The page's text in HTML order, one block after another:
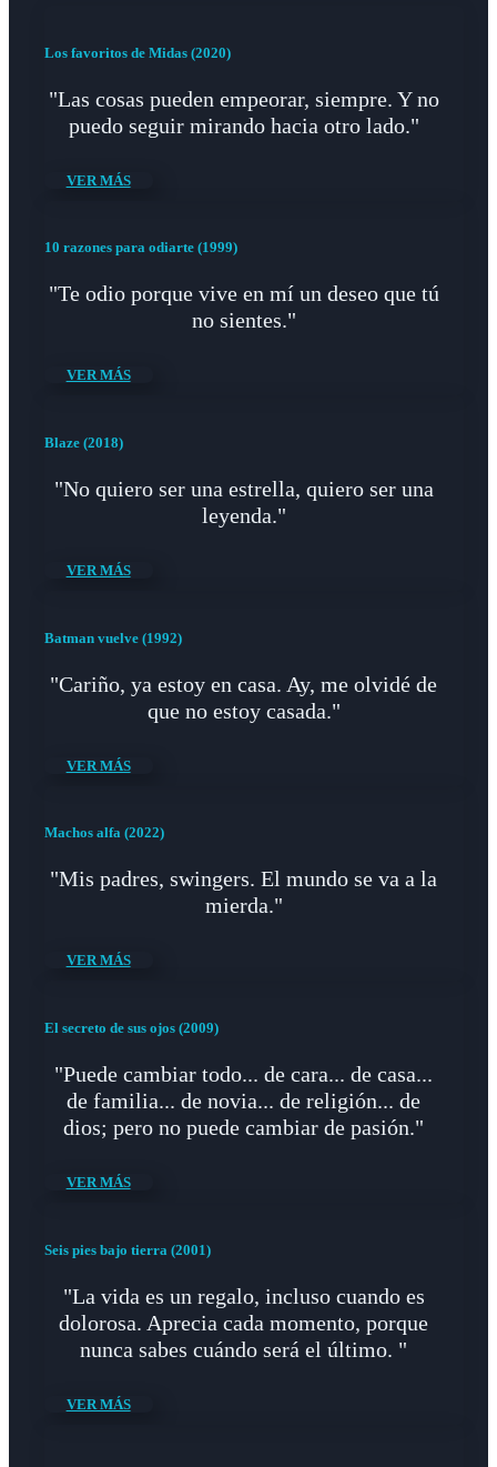
Los favoritos de Midas (2020)
"Las cosas pueden empeorar, siempre. Y no
puedo seguir mirando hacia otro lado."
VER MÁS
10 razones para odiarte (1999)
"Te odio porque vive en mí un deseo que tú
no sientes."
VER MÁS
Blaze (2018)
"No quiero ser una estrella, quiero ser una
leyenda."
VER MÁS
Batman vuelve (1992)
"Cariño, ya estoy en casa. Ay, me olvidé de
que no estoy casada."
VER MÁS
Machos alfa (2022)
"Mis padres, swingers. El mundo se va a la
mierda."
VER MÁS
El secreto de sus ojos (2009)
"Puede cambiar todo... de cara... de casa...
de familia... de novia... de religión... de
dios; pero no puede cambiar de pasión."
VER MÁS
Seis pies bajo tierra (2001)
"La vida es un regalo, incluso cuando es
dolorosa. Aprecia cada momento, porque
nunca sabes cuándo será el último. "
VER MÁS